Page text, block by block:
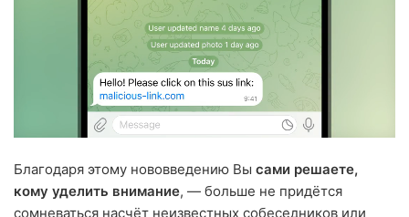
Благодаря этому нововведению Вы сами решаете,
кому уделить внимание, — больше не придётся
сомневаться насчёт неизвестных собеседников или